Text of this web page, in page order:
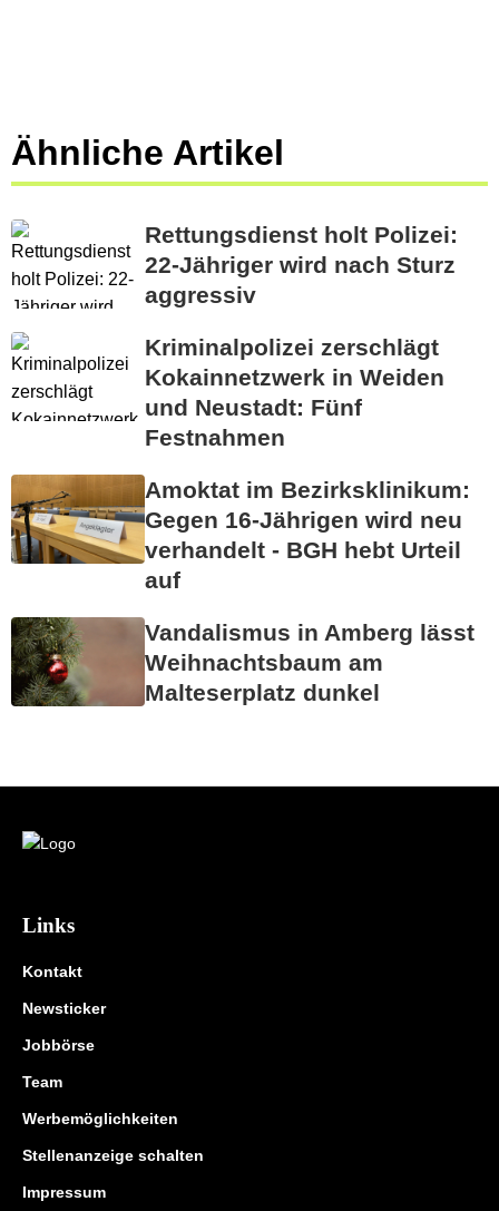
Ähnliche Artikel
Rettungsdienst holt Polizei:
22-Jähriger wird nach Sturz
aggressiv
Kriminalpolizei zerschlägt
Kokainnetzwerk in Weiden
und Neustadt: Fünf
Festnahmen
Amoktat im Bezirksklinikum:
Gegen 16-Jährigen wird neu
verhandelt - BGH hebt Urteil
auf
Vandalismus in Amberg lässt
Weihnachtsbaum am
Malteserplatz dunkel
Links
Kontakt
Newsticker
Jobbörse
Team
Werbemöglichkeiten
Stellenanzeige schalten
Impressum